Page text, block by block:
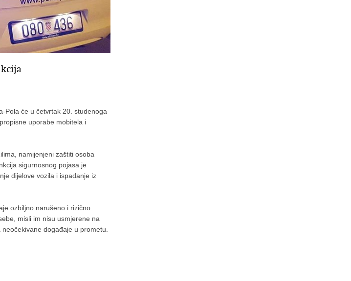
Pola će u četvrtak 20. studenoga
uporabe mobitela i
namijenjeni zaštiti osoba
sigurnosnog pojasa je
dijelove vozila i ispadanje iz
ozbiljno narušeno i rizično.
misli im nisu usmjerene na
događaje u prometu.